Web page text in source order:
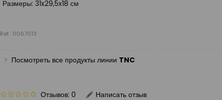
Размеры: 31x29,5x18 см
Ref.: 11067013
Посмотреть все продукты линии TNC
Отзывов: 0 Написать отзыв